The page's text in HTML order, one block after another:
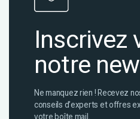
Inscrivez
notre
Ne manquez rien ! Recevez
conseils d’experts et offres
votre boîte mail.